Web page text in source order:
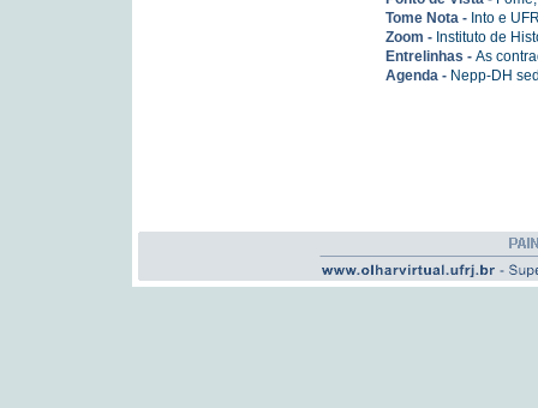
Tome Nota - Into e
Zoom - Instituto de
Entrelinhas - As
Agenda - Nepp-DH